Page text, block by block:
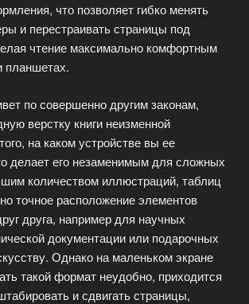
что позволяет гибко менять
и перестраивать страницы под
чтение максимально комфортным
планшетах.
по совершенно другим законам,
верстку книги неизменной
на каком устройстве вы ее
делает его незаменимым для сложных
количеством иллюстраций, таблиц
точное расположение элементов
друга, например для научных
документации или подарочных
Однако на маленьком экране
такой формат неудобно, приходится
и сдвигать страницы,